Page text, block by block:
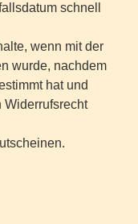
schnell
wenn mit der
wurde, nachdem
hat und
Widerrufsrecht